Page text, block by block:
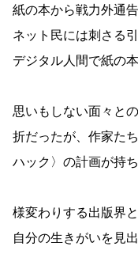
紙の本から戦力外通
ネット民には刺さる
デジタル人間で紙の
思いもしない面々と
折だったが、作家た
ハック〉の計画が持
様変わりする出版界
自分の生きがいを見